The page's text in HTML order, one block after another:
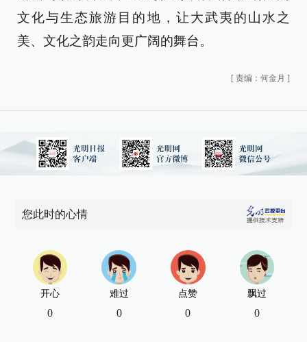
文化与生态旅游目的地，让大武夷的山水之
美、文化之韵走向更广阔的舞台。
[ 责编：何金月 ]
您此时的心情
开心
0
难过
0
点赞
0
飘过
0